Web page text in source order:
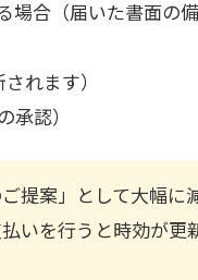
場合（届いた書面の
れます）
認）
提案」として大幅に
いを行うと時効が更